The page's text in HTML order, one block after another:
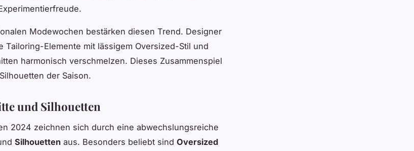
Modewochen bestärken diesen Trend. Designer
Tailoring-Elemente mit lässigem Oversized-Stil und
harmonisch verschmelzen. Dieses Zusammenspiel
der Saison.
und Silhouetten
2024 zeichnen sich durch eine abwechslungsreiche
Silhouetten aus. Besonders beliebt sind Oversized